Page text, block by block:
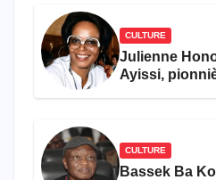
CULTURE
Julienne
Ayissi,
CULTURE
Bassek Ba